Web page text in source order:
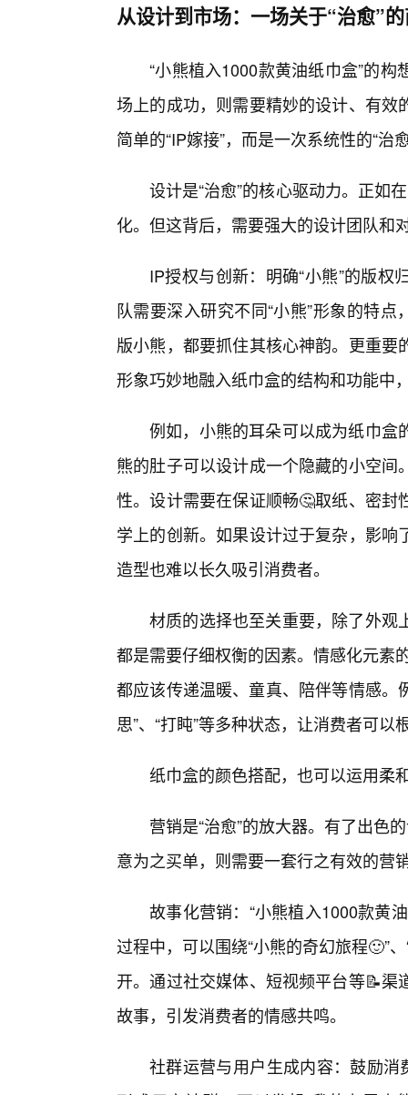
从设计到市场：一场关于“治愈”
“小熊植入1000款黄油纸巾盒”的
场上的成功，则需要精妙的设计、有
简单的“IP嫁接”，而是一次系统性的“治
设计是“治愈”的核心驱动力。正如
化。但这背后，需要强大的设计团队和
IP授权与创新：明确“小熊”的版
队需要深入研究不同“小熊”形象的特
版小熊，都要抓住其核心神韵。更重
形象巧妙地融入纸巾盒的结构和功能中
例如，小熊的耳朵可以成为纸巾盒
熊的肚子可以设计成一个隐藏的小空
性。设计需要在保证顺畅🤔取纸、密
学上的创新。如果设计过于复杂，影
造型也难以长久吸引消费者。
材质的选择也至关重要，除了外观
都是需要仔细权衡的因素。情感化元素
都应该传递温暖、童真、陪伴等情感。
思”、“打盹”等多种状态，让消费者可以
纸巾盒的颜色搭配，也可以运用柔
营销是“治愈”的放大器。有了出色
意为之买单，则需要一套行之有效的营
故事化营销：“小熊植入1000款黄
过程中，可以围绕“小熊的奇幻旅程🙂”
开。通过社交媒体、短视频平台等📝
故事，引发消费者的情感共鸣。
社群运营与用户生成内容：鼓励消